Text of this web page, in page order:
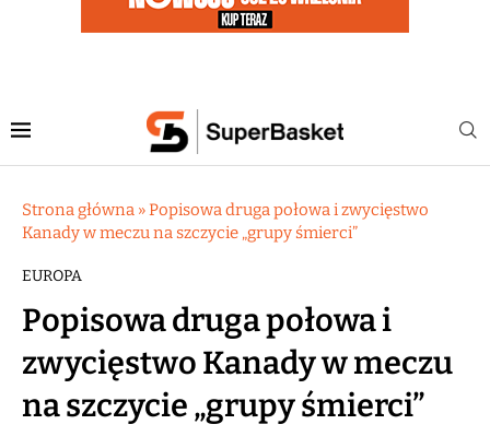
Strona główna »Popisowa druga połowa i zwycięstwo
Kanady w meczu na szczycie „grupy śmierci”
EUROPA
Popisowa druga połowa i
zwycięstwo Kanady w meczu
na szczycie „grupy śmierci”